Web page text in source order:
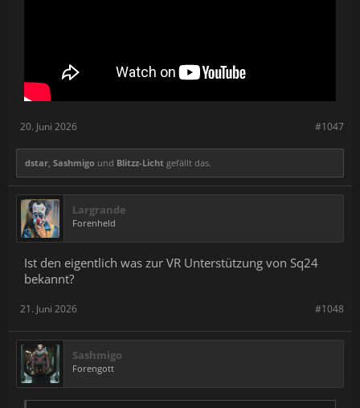
#1047
20. Juni 2026
dstar, Sashmigo und Blitzz-Licht gefällt das.
Largrande
Forenheld
Ist den eigentlich was zur VR Unterstützung von Sq24
bekannt?
#1048
21. Juni 2026
Sashmigo
Forengott